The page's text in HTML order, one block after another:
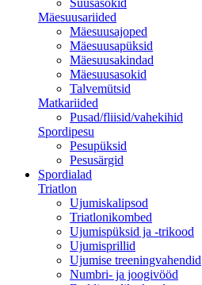
Suusasokid
Mäesuusariided
Mäesuusajoped
Mäesuusapüksid
Mäesuusakindad
Mäesuusasokid
Talvemütsid
Matkariided
Pusad/fliisid/vahekihid
Spordipesu
Pesupüksid
Pesusärgid
Spordialad
Triatlon
Ujumiskalipsod
Triatlonikombed
Ujumispüksid ja -trikood
Ujumisprillid
Ujumise treeningvahendid
Numbri- ja joogivööd